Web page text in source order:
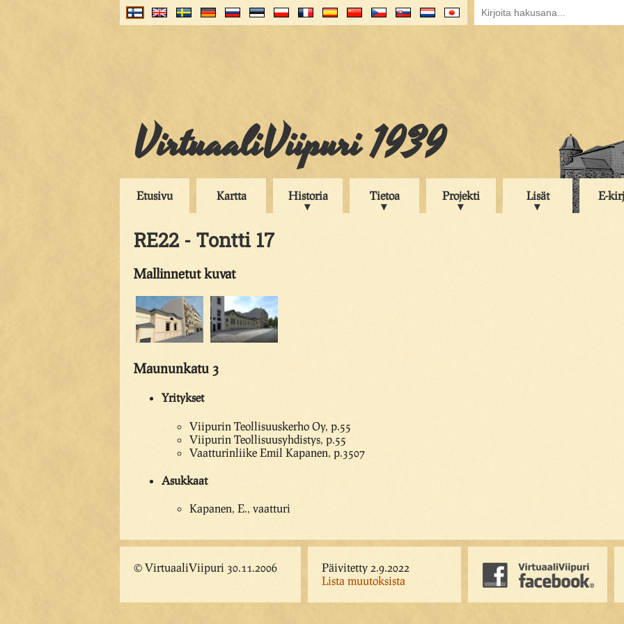
VirtuaaliViipuri 1939
Etusivu Kartta Historia Tietoa Projekti Lisät E-
RE22 - Tontti 17
Mallinnetut kuvat
Maununkatu 3
Yritykset
Viipurin Teollisuuskerho Oy, p.55
Viipurin Teollisuusyhdistys, p.55
Vaatturinliike Emil Kapanen, p.3507
Asukkaat
Kapanen, E., vaatturi
© VirtuaaliViipuri 30.11.2006
Päivitetty 2.9.2022
Lista muutoksista